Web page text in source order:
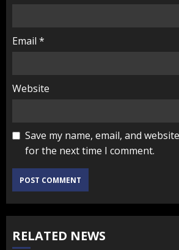
Email *
Website
Save my name, email, and
for the next time I comment.
RELATED NEWS